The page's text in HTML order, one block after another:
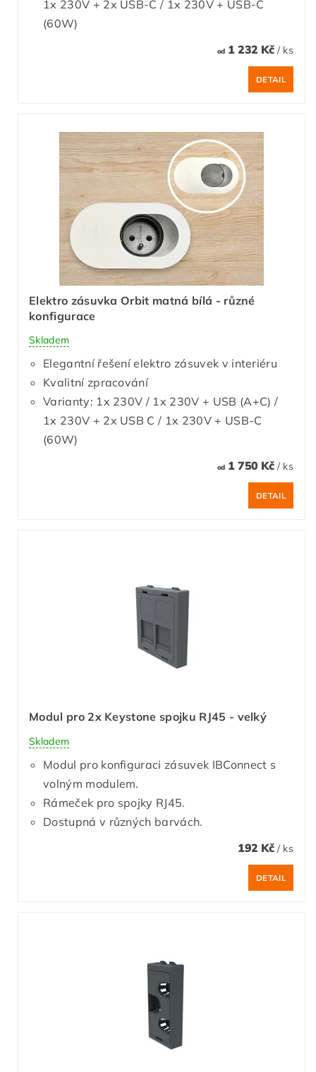
1x 230V + 2x USB-C / 1x 230V + USB-C
(60W)
od1 232 Kč / ks
DETAIL
Elektro zásuvka Orbit matná bílá - různé
konfigurace
Skladem
Elegantní řešení elektro zásuvek v interiéru
Kvalitní zpracování
Varianty: 1x 230V / 1x 230V + USB (A+C) /
1x 230V + 2x USB C / 1x 230V + USB-C
(60W)
od1 750 Kč / ks
DETAIL
Modul pro 2x Keystone spojku RJ45 - velký
Skladem
Modul pro konfiguraci zásuvek IBConnect s
volným modulem.
Rámeček pro spojky RJ45.
Dostupná v různých barvách.
192 Kč / ks
DETAIL